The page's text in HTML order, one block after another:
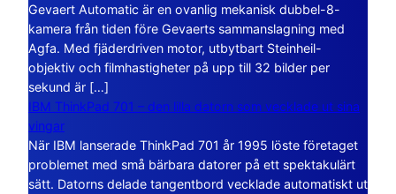
Gevaert Automatic är en ovanlig mekanisk dubbel-8-
kamera från tiden före Gevaerts sammanslagning med
Agfa. Med fjäderdriven motor, utbytbart Steinheil-
objektiv och filmhastigheter på upp till 32 bilder per
sekund är […]
IBM ThinkPad 701 – den lilla datorn som vecklade ut sina
vingar
När IBM lanserade ThinkPad 701 år 1995 löste företaget
problemet med små bärbara datorer på ett spektakulärt
sätt. Datorns delade tangentbord vecklade automatiskt ut